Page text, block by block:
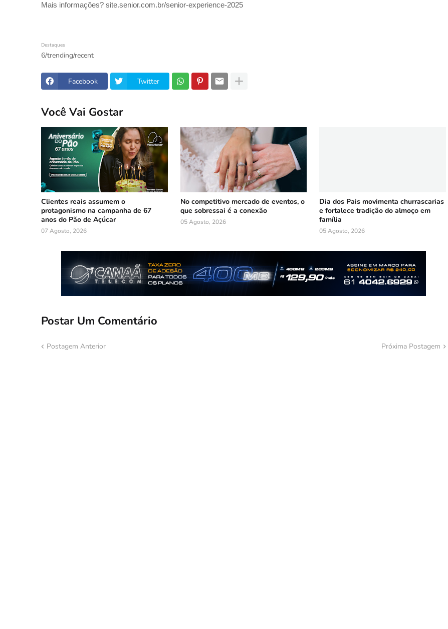
Mais informações? site.senior.com.br/senior-experience-2025
Destaques
6/trending/recent
Facebook Twitter
Você Vai Gostar
Clientes reais assumem o
protagonismo na campanha de 67
anos do Pão de Açúcar
07 Agosto, 2026
No competitivo mercado de eventos, o
que sobressai é a conexão
05 Agosto, 2026
Dia dos Pais movimenta churrascarias
e fortalece tradição do almoço em
família
05 Agosto, 2026
Postar Um Comentário
Postagem Anterior Próxima Postagem